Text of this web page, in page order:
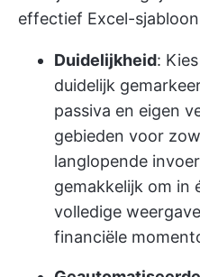
effectief Excel-
Duidelijkheid:
duidelijk
passiva en eigen
gebieden voor
langlopende
gemakkelijk om in
volledige
financiële